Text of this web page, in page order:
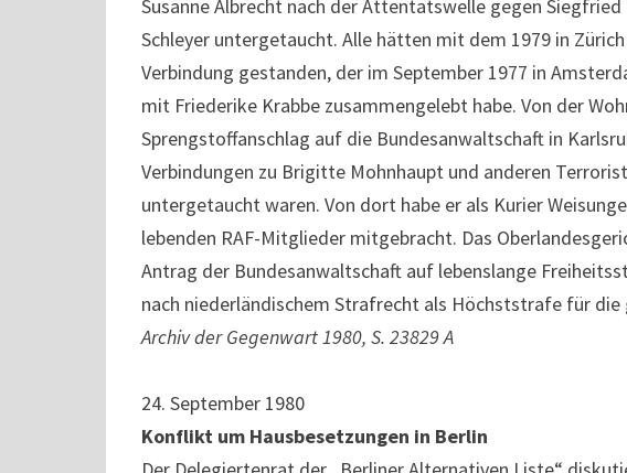
Susanne Albrecht nach der Attentatswelle gegen
Schleyer untergetaucht. Alle hätten mit dem 1979 in
Verbindung gestanden, der im September 1977 in
mit Friederike Krabbe zusammengelebt habe. Von der
Sprengstoffanschlag auf die Bundesanwaltschaft in
Verbindungen zu Brigitte Mohnhaupt und anderen
untergetaucht waren. Von dort habe er als Kurier
lebenden RAF-Mitglieder mitgebracht. Das
Antrag der Bundesanwaltschaft auf lebenslange
nach niederländischem Strafrecht als Höchststrafe für die
Archiv der Gegenwart 1980, S. 23829 A
24. September 1980
Konflikt um Hausbesetzungen in Berlin